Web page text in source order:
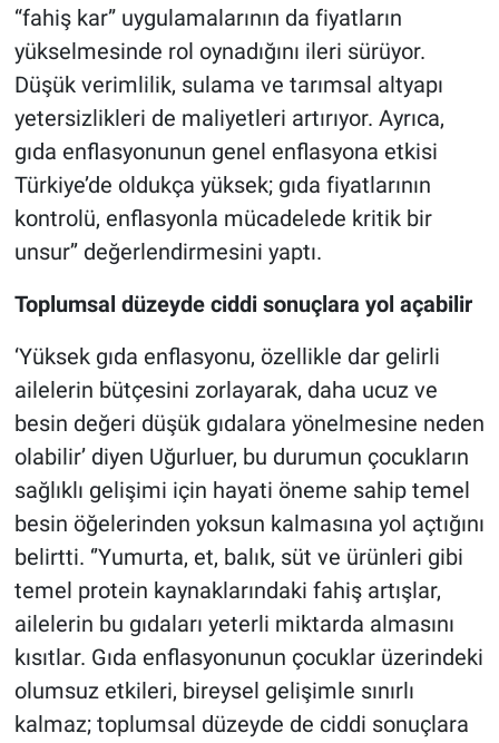
“fahiş kar” uygulamalarının da fiyatların
yükselmesinde rol oynadığını ileri sürüyor.
Düşük verimlilik, sulama ve tarımsal altyapı
yetersizlikleri de maliyetleri artırıyor. Ayrıca,
gıda enflasyonunun genel enflasyona etkisi
Türkiye’de oldukça yüksek; gıda fiyatlarının
kontrolü, enflasyonla mücadelede kritik bir
unsur’’ değerlendirmesini yaptı.
Toplumsal düzeyde ciddi sonuçlara yol açabilir
‘Yüksek gıda enflasyonu, özellikle dar gelirli
ailelerin bütçesini zorlayarak, daha ucuz ve
besin değeri düşük gıdalara yönelmesine neden
olabilir’ diyen Uğurluer, bu durumun çocukların
sağlıklı gelişimi için hayati öneme sahip temel
besin öğelerinden yoksun kalmasına yol açtığını
belirtti. ‘’Yumurta, et, balık, süt ve ürünleri gibi
temel protein kaynaklarındaki fahiş artışlar,
ailelerin bu gıdaları yeterli miktarda almasını
kısıtlar. Gıda enflasyonunun çocuklar üzerindeki
olumsuz etkileri, bireysel gelişimle sınırlı
kalmaz; toplumsal düzeyde de ciddi sonuçlara